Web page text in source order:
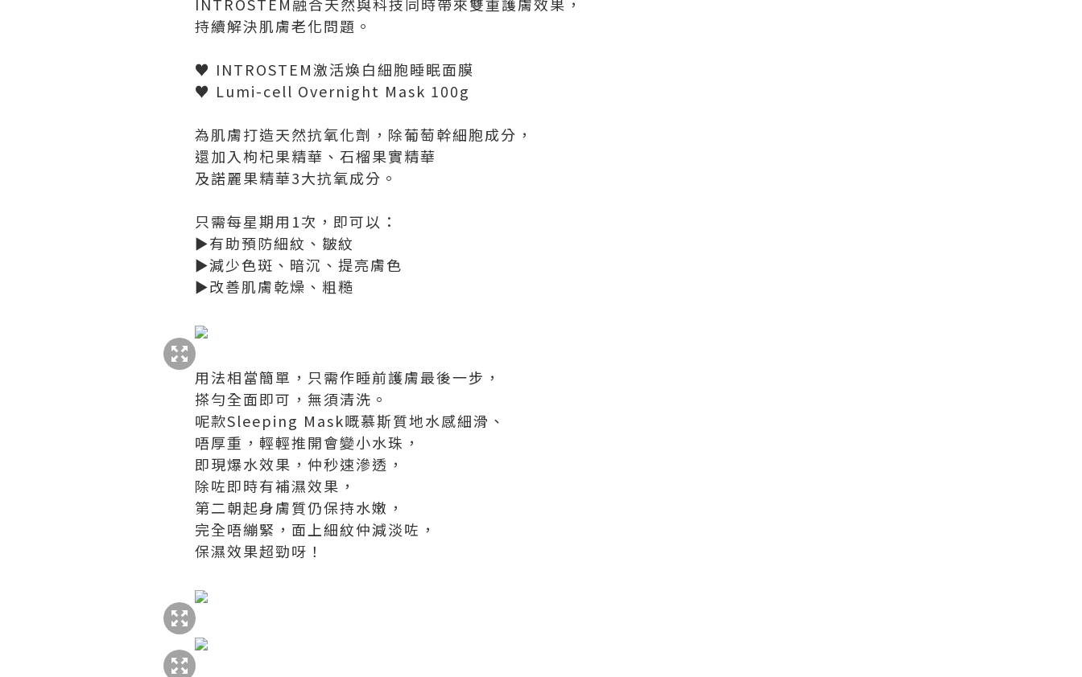
持續解決肌膚老化問題。
♥ INTROSTEM激活煥白細胞睡眠面膜
♥ Lumi-cell Overnight Mask 100g
為肌膚打造天然抗氧化劑，除葡萄幹細胞成分，
還加入枸杞果精華、石榴果實精華
及諾麗果精華3大抗氧成分。
只需每星期用1次，即可以：
►有助預防細紋、皺紋
►減少色斑、暗沉、提亮膚色
►改善肌膚乾燥、粗糙
用法相當簡單，只需作睡前護膚最後一步，
搽勻全面即可，無須清洗。
呢款Sleeping Mask嘅慕斯質地水感細滑、
唔厚重，輕輕推開會變小水珠，
即現爆水效果，仲秒速滲透，
除咗即時有補濕效果，
第二朝起身膚質仍保持水嫩，
完全唔繃緊，面上細紋仲減淡咗，
保濕效果超勁呀！